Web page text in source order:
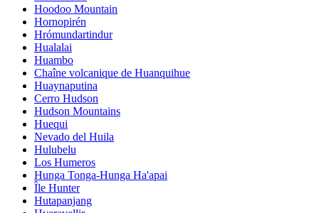
Hoodoo Mountain
Hornopirén
Hrómundartindur
Hualalai
Huambo
Chaîne volcanique de Huanquihue
Huaynaputina
Cerro Hudson
Hudson Mountains
Huequi
Nevado del Huila
Hulubelu
Los Humeros
Hunga Tonga-Hunga Ha'apai
Île Hunter
Hutapanjang